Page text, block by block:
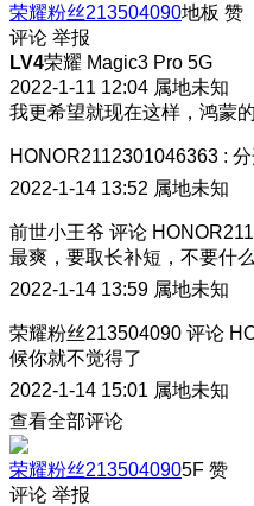
荣耀粉丝213504090地板 赞
评论 举报
LV4荣耀 Magic3 Pro 5G
2022-1-11 12:04 属地未知
我更希望就现在这样，鸿蒙
HONOR2112301046363 :
2022-1-14 13:52 属地未知
前世小王爷 评论
最爽，要取长补短，不要什
2022-1-14 13:59 属地未知
荣耀粉丝213504090 评论
候你就不觉得了
2022-1-14 15:01 属地未知
查看全部评论
荣耀粉丝2135040905F 赞
评论 举报